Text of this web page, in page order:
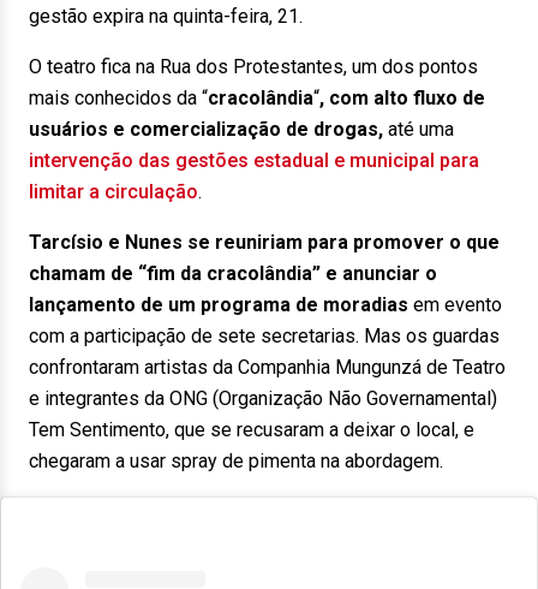
gestão expira na quinta-feira, 21.
O teatro fica na Rua dos Protestantes, um dos pontos
mais conhecidos da “cracolândia“, com alto fluxo de
usuários e comercialização de drogas, até uma
intervenção das gestões estadual e municipal para
limitar a circulação.
Tarcísio e Nunes se reuniriam para promover o que
chamam de “fim da cracolândia” e anunciar o
lançamento de um programa de moradias em evento
com a participação de sete secretarias. Mas os guardas
confrontaram artistas da Companhia Mungunzá de Teatro
e integrantes da ONG (Organização Não Governamental)
Tem Sentimento, que se recusaram a deixar o local, e
chegaram a usar spray de pimenta na abordagem.